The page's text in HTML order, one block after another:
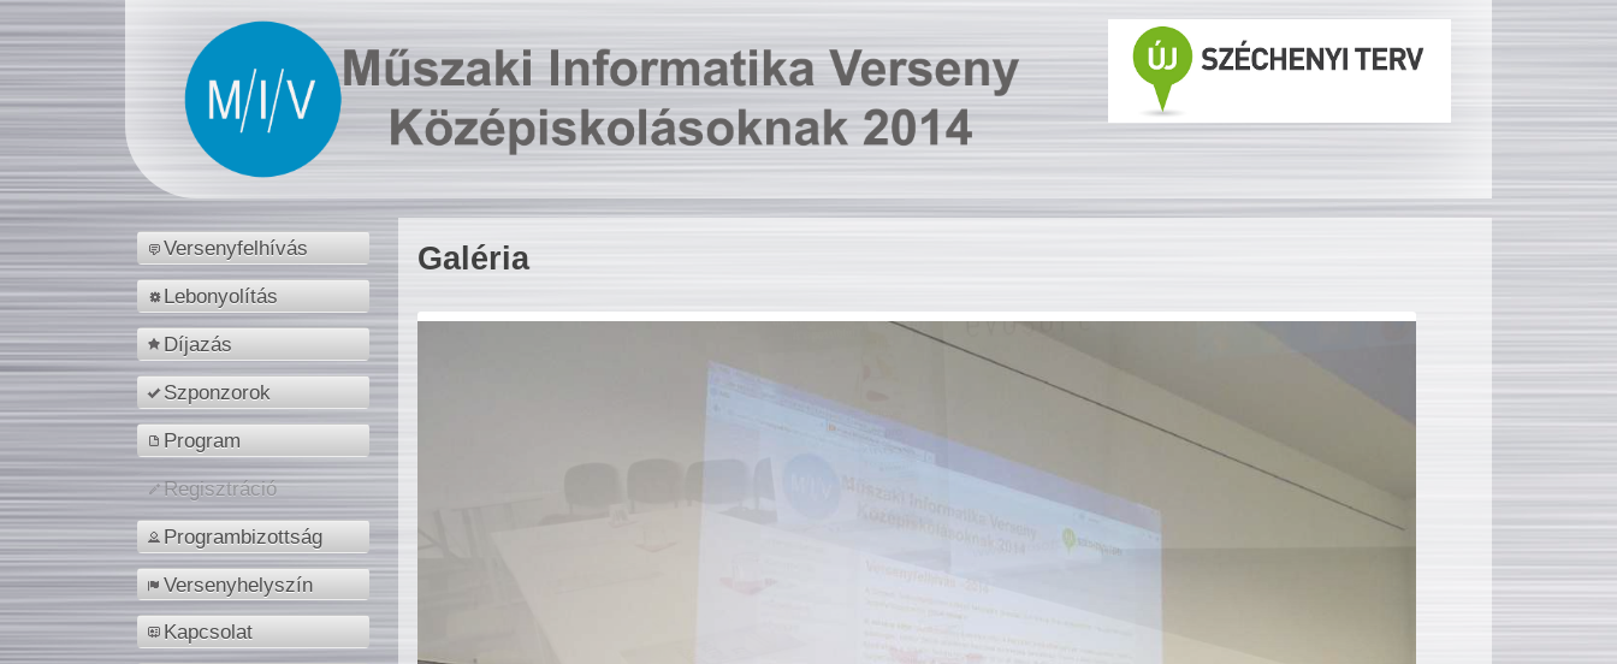
Versenyfelhívás
Lebonyolítás
Díjazás
Szponzorok
Program
Regisztráció
Programbizottság
Versenyhelyszín
Kapcsolat
Galéria